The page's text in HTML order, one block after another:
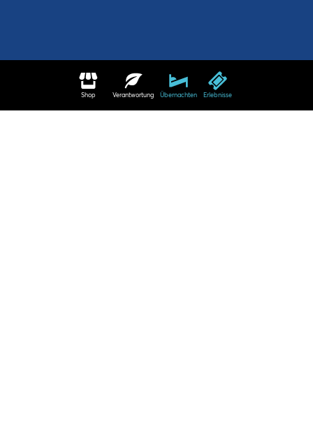
Shop Verantwortung Übernachten Erlebnisse